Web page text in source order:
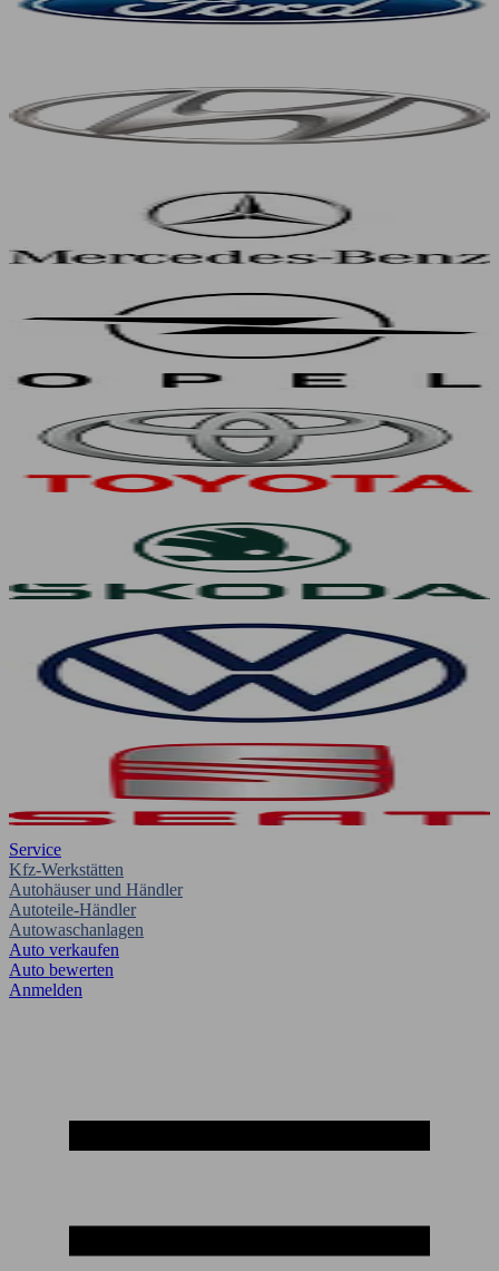
Service
Kfz-Werkstätten
Autohäuser und Händler
Autoteile-Händler
Autowaschanlagen
Auto verkaufen
Auto bewerten
Anmelden